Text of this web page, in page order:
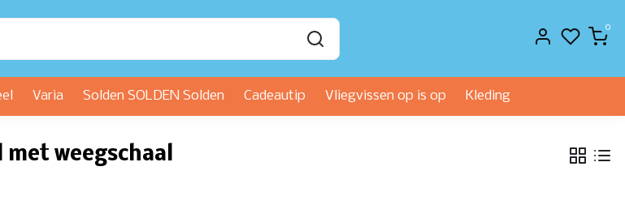
0
Varia Solden SOLDEN Solden Cadeautip Vliegvissen op is op Kleding
weegschaal